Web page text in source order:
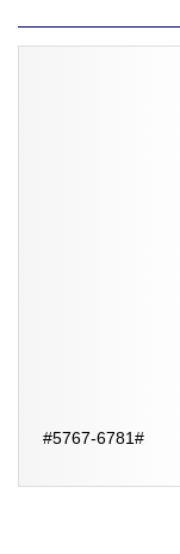
#5767-6781#